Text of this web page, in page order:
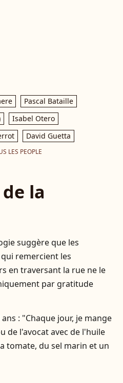
Pascal Bataille
Isabel Otero
David Guetta
LES PEOPLE
la
suggère que les
remercient les
en traversant la rue ne le
par gratitude
: "Chaque jour, je mange
de l'avocat avec de l'huile
tomate, du sel marin et un